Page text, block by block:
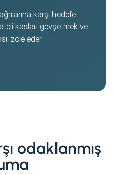
karşı hedefe
kasları gevşetmek ve
izole eder.
odaklanmış